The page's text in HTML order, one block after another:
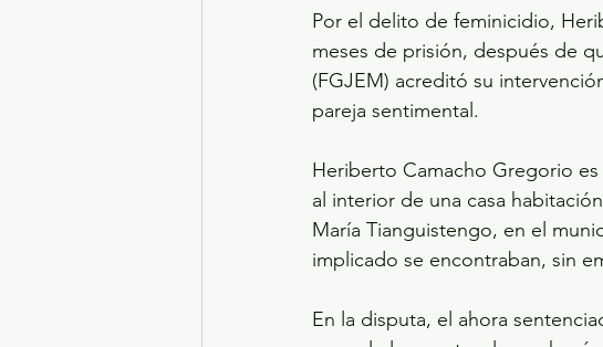
Por el delito de feminicidio,
meses de prisión, después de
(FGJEM) acreditó su
pareja sentimental.
Heriberto Camacho Gregorio
al interior de una casa
María Tianguistengo, en el
implicado se encontraban, sin
En la disputa, el ahora